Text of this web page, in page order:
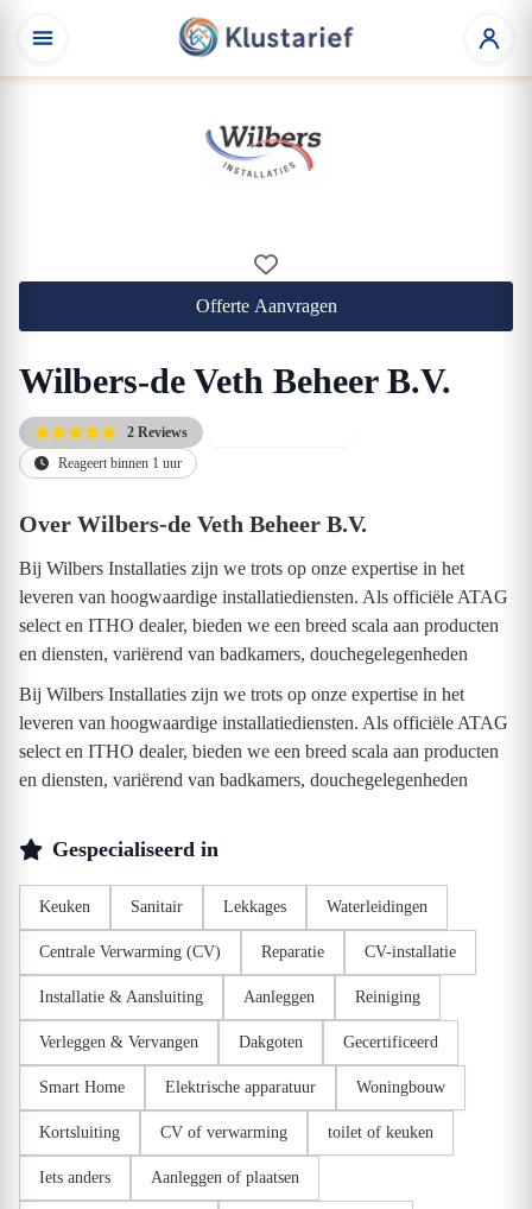
Offerte Aanvragen
Wilbers-de Veth Beheer B.V.
2 Reviews
Reageert binnen 1 uur
Over Wilbers-de Veth Beheer B.V.
Bij Wilbers Installaties zijn we trots op onze expertise in het
leveren van hoogwaardige installatiediensten. Als officiële ATAG
select en ITHO dealer, bieden we een breed scala aan producten
en diensten, variërend van badkamers, douchegelegenheden
Bij Wilbers Installaties zijn we trots op onze expertise in het
leveren van hoogwaardige installatiediensten. Als officiële ATAG
select en ITHO dealer, bieden we een breed scala aan producten
en diensten, variërend van badkamers, douchegelegenheden
Gespecialiseerd in
Keuken Sanitair Lekkages Waterleidingen
Centrale Verwarming (CV) Reparatie CV-installatie
Installatie & Aansluiting Aanleggen Reiniging
Verleggen & Vervangen Dakgoten Gecertificeerd
Smart Home Elektrische apparatuur Woningbouw
Kortsluiting CV of verwarming toilet of keuken
Iets anders Aanleggen of plaatsen